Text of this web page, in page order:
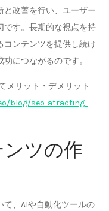
と改善を行い、ユーザー
です。長期的な視点を持
コンテンツを提供し続け
につながるのです。
メリット・デメリット
blog/seo-atracting-
ツの作
て、AIや自動化ツールの